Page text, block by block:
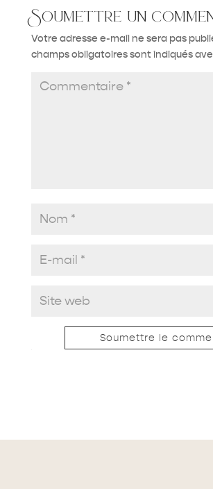
Soumettre un
Votre adresse e-mail ne sera pas
champs obligatoires sont indiqués
Soumettre le